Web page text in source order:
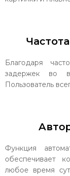
Благодаря
задержек во
Пользователь
Функция
обеспечивает
любое время